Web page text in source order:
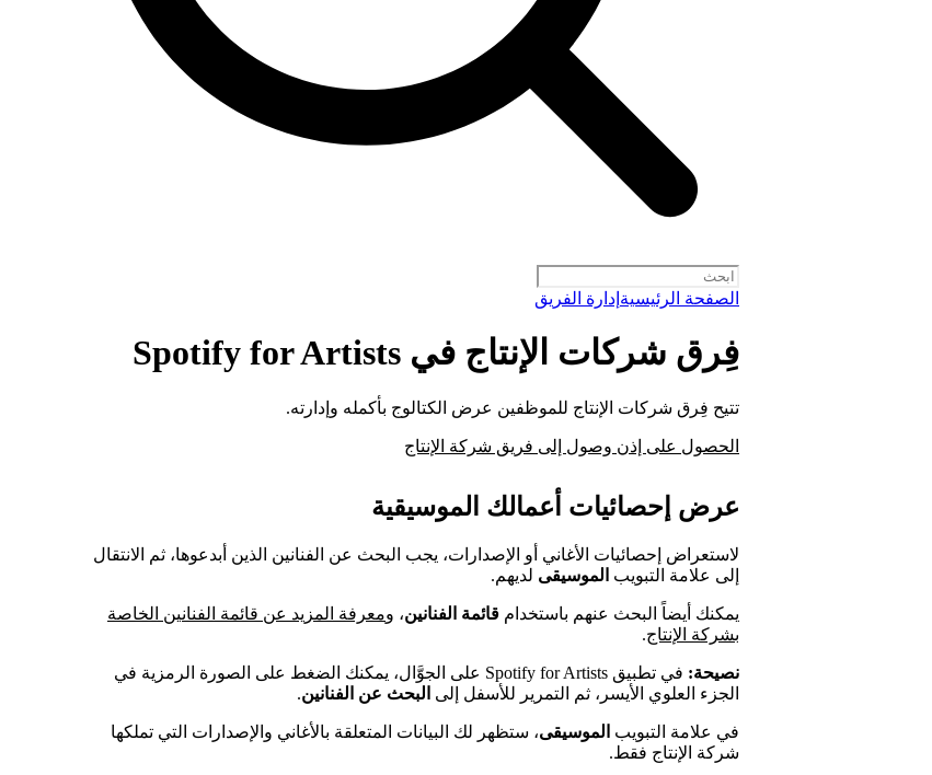
الصفحة الرئيسية إدارة الفريق
فِرق شركات الإنتاج في Spotify for Artists
تتيح فِرق شركات الإنتاج للموظفين عرض الكتالوج بأكمله وإدارته.
الحصول على إذن وصول إلى فريق شركة الإنتاج
عرض إحصائيات أعمالك الموسيقية
لاستعراض إحصائيات الأغاني أو الإصدارات، يجب البحث عن الفنانين الذين أبدعوها، ثم الانتقال
إلى علامة التبويب الموسيقى لديهم.
يمكنك أيضاً البحث عنهم باستخدام قائمة الفنانين، ومعرفة المزيد عن قائمة الفنانين الخاصة
بشركة الإنتاج.
نصيحة:
في تطبيق Spotify for Artists على الجوَّال، يمكنك الضغط على الصورة الرمزية في
الجزء العلوي الأيسر، ثم التمرير للأسفل إلى البحث عن الفنانين.
في علامة التبويب الموسيقى، ستظهر لك البيانات المتعلقة بالأغاني والإصدارات التي تملكها
شركة الإنتاج فقط.